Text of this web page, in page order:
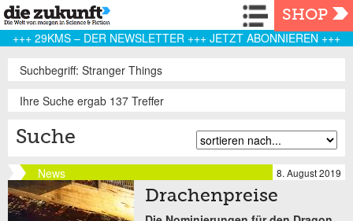
Navigation
SHOP
+++ 29KMS – DER NEWSLETTER +++ JETZT ABONNIEREN +++
Suchbegriff: Stranger Things
Ihre Suche ergab 137 Treffer
Suche
News 8. August 2019
Drachenpreise